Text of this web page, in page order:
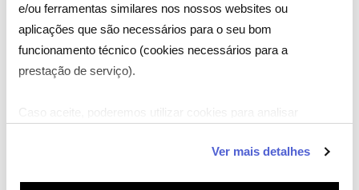
e/ou ferramentas similares nos nossos websites ou
aplicações que são necessários para o seu bom
funcionamento técnico (cookies necessários para a
prestação de serviço).
Caso aceite, poderemos utilizar cookies para analisar
serviço às suas preferências e apresentar-lheVer mais detalhes
ESTREIA DIA 12 DE SETEMBRO, ÀS 21H0
SEGUNDA A SEXTA ÀS 8H30, 16H30 E 21H00